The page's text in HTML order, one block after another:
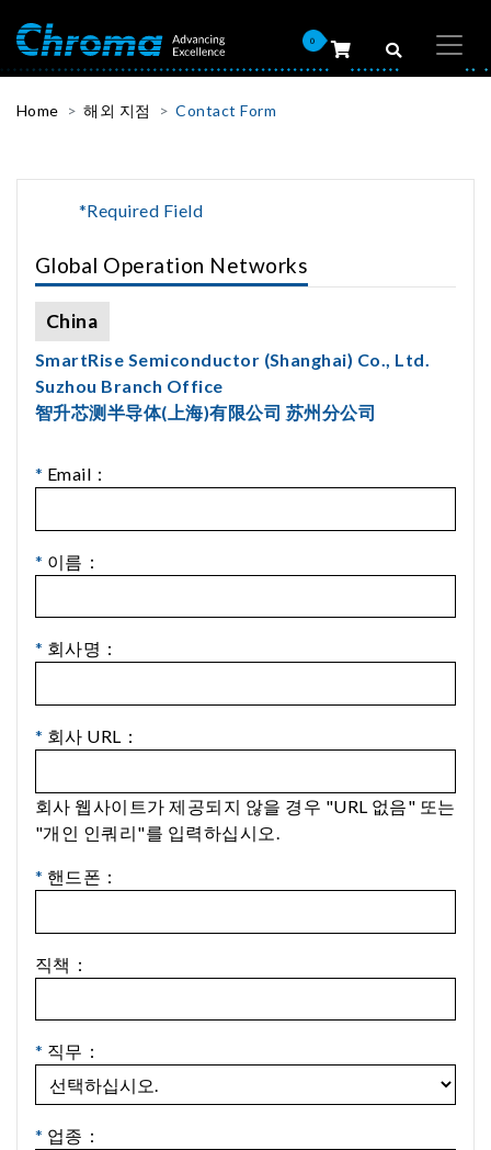
0
Home 해외 지점 Contact Form
*Required Field
Global Operation Networks
China
SmartRise Semiconductor (Shanghai) Co., Ltd.
Suzhou Branch Office
智升芯测半导体(上海)有限公司 苏州分公司
* Email：
* 이름：
* 회사명：
* 회사 URL：
회사 웹사이트가 제공되지 않을 경우 "URL 없음" 또는
"개인 인쿼리"를 입력하십시오.
* 핸드폰：
직책：
* 직무：
* 업종：